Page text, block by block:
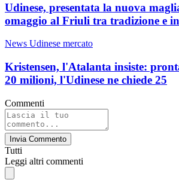
Udinese, presentata la nuova
omaggio al Friuli tra tradizione e
News Udinese mercato
Kristensen, l'Atalanta insiste:
20 milioni, l'Udinese ne chiede 25
Commenti
Invia Commento
Tutti
Leggi altri commenti